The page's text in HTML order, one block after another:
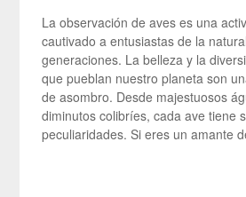
La observación de aves es una
cautivado a entusiastas de la
generaciones. La belleza y la
que pueblan nuestro planeta son
de asombro. Desde majestuosos
diminutos colibríes, cada ave tiene
peculiaridades. Si eres un amante